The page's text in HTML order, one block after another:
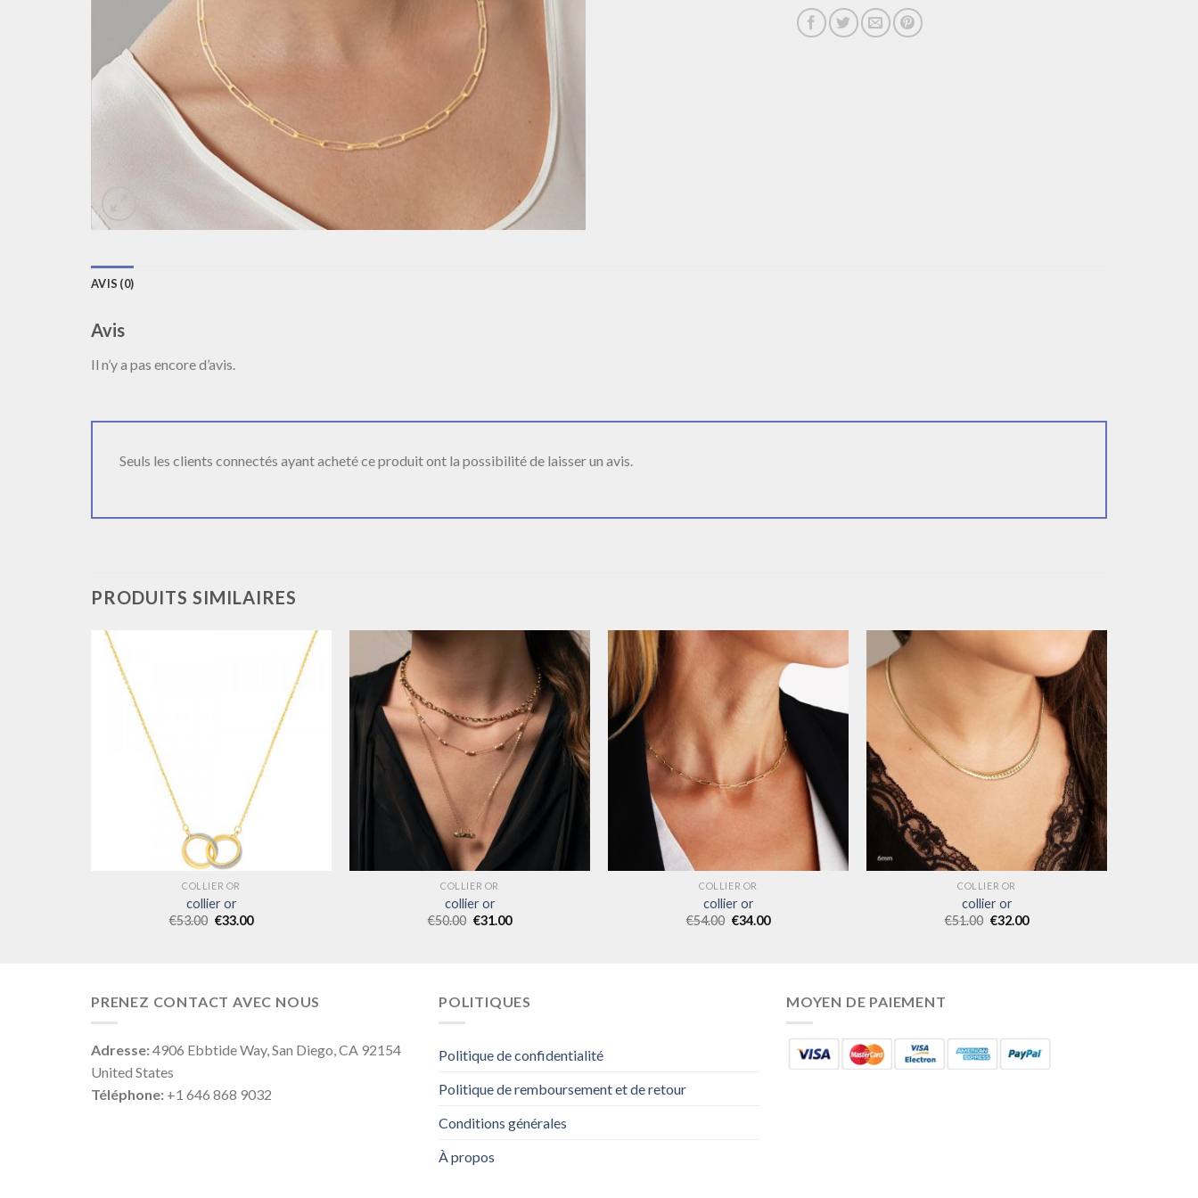
AVIS (0)
Avis
Il n’y a pas encore d’avis.
Seuls les clients connectés ayant acheté ce produit ont la possibilité de laisser un avis.
PRODUITS SIMILAIRES
COLLIER OR
collier or
€53.00 €33.00
COLLIER OR
collier or
€50.00 €31.00
COLLIER OR
collier or
€54.00 €34.00
COLLIER OR
collier or
€51.00 €32.00
PRENEZ CONTACT AVEC NOUS
Adresse:4906 Ebbtide Way, San Diego, CA 92154
United States
Téléphone: +1 646 868 9032
POLITIQUES
Politique de confidentialité
Politique de remboursement et de retour
Conditions générales
À propos
MOYEN DE PAIEMENT